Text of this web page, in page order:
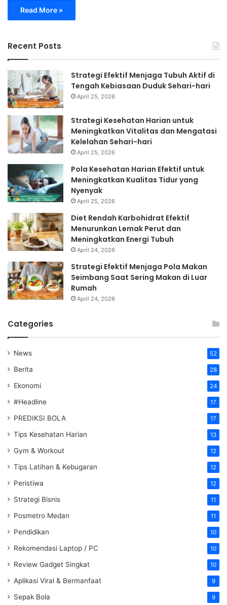
Read More »
Recent Posts
Strategi Efektif Menjaga Tubuh Aktif di
Tengah Kebiasaan Duduk Sehari-hari
April 25, 2026
Strategi Kesehatan Harian untuk
Meningkatkan Vitalitas dan Mengatasi
Kelelahan Sehari-hari
April 25, 2026
Pola Kesehatan Harian Efektif untuk
Meningkatkan Kualitas Tidur yang
Nyenyak
April 25, 2026
Diet Rendah Karbohidrat Efektif
Menurunkan Lemak Perut dan
Meningkatkan Energi Tubuh
April 24, 2026
Strategi Efektif Menjaga Pola Makan
Seimbang Saat Sering Makan di Luar
Rumah
April 24, 2026
Categories
News 52
Berita 28
Ekonomi 24
#Headline 17
PREDIKSI BOLA 17
Tips Kesehatan Harian 13
Gym & Workout 12
Tips Latihan & Kebugaran 12
Peristiwa 12
Strategi Bisnis 11
Posmetro Medan 11
Pendidikan 10
Rekomendasi Laptop / PC 10
Review Gadget Singkat 10
Aplikasi Viral & Bermanfaat 9
Sepak Bola 9